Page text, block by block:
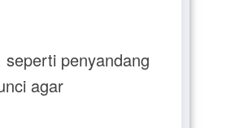
penyandang
agar